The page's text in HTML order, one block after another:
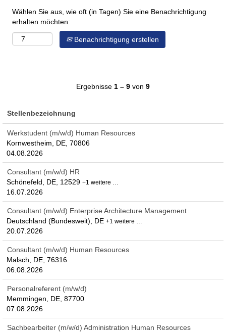
Wählen Sie aus, wie oft (in Tagen) Sie eine Benachrichtigung
erhalten möchten:
Benachrichtigung erstellen
Ergebnisse 1 – 9 von 9
Stellenbezeichnung
Werkstudent (m/w/d) Human Resources
Kornwestheim, DE, 70806
04.08.2026
Consultant (m/w/d) HR
Schönefeld, DE, 12529 +1 weitere …
16.07.2026
Consultant (m/w/d) Enterprise Architecture Management
Deutschland (Bundesweit), DE +1 weitere …
20.07.2026
Consultant (m/w/d) Human Resources
Malsch, DE, 76316
06.08.2026
Personalreferent (m/w/d)
Memmingen, DE, 87700
07.08.2026
Sachbearbeiter (m/w/d) Administration Human Resources